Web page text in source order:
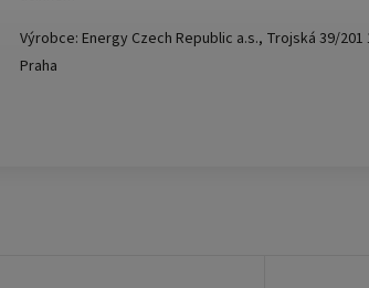
Výrobce: Energy Czech Republic a.s., Trojská 39/201
Praha